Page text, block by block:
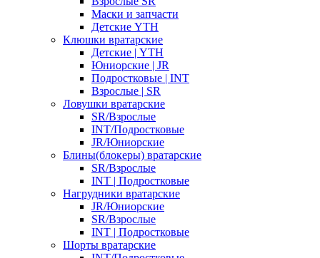
Маски и запчасти
Детские YTH
Клюшки вратарские
Детские | YTH
Юниорские | JR
Подростковые | INT
Взрослые | SR
Ловушки вратарские
SR/Взрослые
INT/Подростковые
JR/Юниорские
Блины(блокеры) вратарские
SR/Взрослые
INT | Подростковые
Нагрудники вратарские
JR/Юниорские
SR/Взрослые
INT | Подростковые
Шорты вратарские